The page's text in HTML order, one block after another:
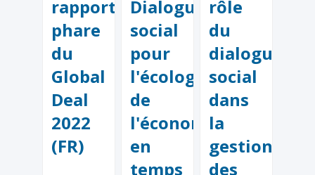
rapport
phare
du
Global
Deal
2022
(FR)
Dialogue
social
pour
l'écologisation
de
l'économie
en
temps
rôle
du
dialogue
social
dans
la
gestion
des